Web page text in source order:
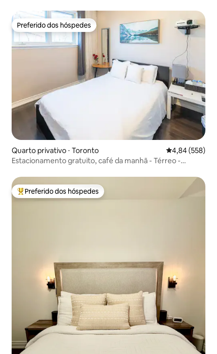
Preferido dos hóspedes
Preferido dos hóspedes
Quarto privativo ⋅ Toronto 4,84 de uma
4,84 (558)
Estacionamento gratuito, café da manhã - Térreo -
Entre os melhores preferidos dos hóspedes
Preferido dos hóspedes